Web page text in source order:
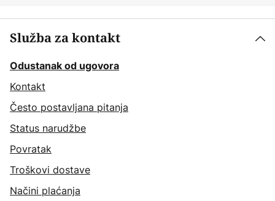
Služba za kontakt
Odustanak od ugovora
Kontakt
Često postavljana pitanja
Status narudžbe
Povratak
Troškovi dostave
Načini plaćanja